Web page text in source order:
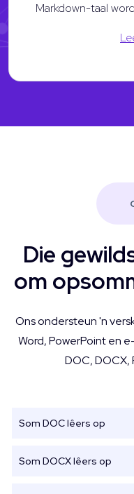
Markdown-taal
Die
om
Ons ondersteun 'n
Word, PowerPoint en
DOC, DOCX,
Som DOC lêers op
Som DOCX lêers op